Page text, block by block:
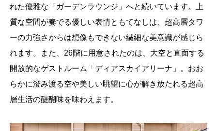
れた優雅な「ガーデンラウンジ」へと続いています。上
質な空間が奏でる優しい表情ともてなしは、超高層タワ
ーの力強さからは想像もできない繊細な美意識が感じら
れます。また、26階に用意されたのは、大空と直面する
開放的なゲストルーム「ディアスカイアリーナ」。おお
らかに澄み渡る空や美しい眺望に心が解き放たれる超高
層生活の醍醐味を味わえます。